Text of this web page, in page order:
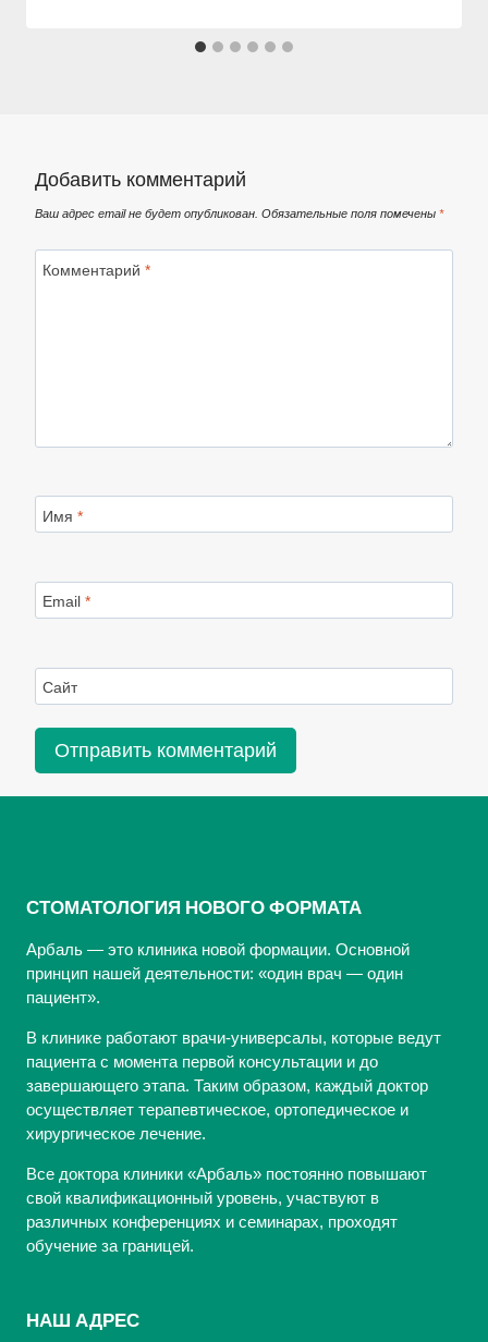
Добавить комментарий
Ваш адрес email не будет опубликован. Обязательные поля помечены *
Комментарий *
Имя *
Email *
Сайт
СТОМАТОЛОГИЯ НОВОГО ФОРМАТА
Арбаль — это клиника новой формации. Основной
принцип нашей деятельности: «один врач — один
пациент».
В клинике работают врачи-универсалы, которые ведут
пациента с момента первой консультации и до
завершающего этапа. Таким образом, каждый доктор
осуществляет терапевтическое, ортопедическое и
хирургическое лечение.
Все доктора клиники «Арбаль» постоянно повышают
свой квалификационный уровень, участвуют в
различных конференциях и семинарах, проходят
обучение за границей.
НАШ АДРЕС